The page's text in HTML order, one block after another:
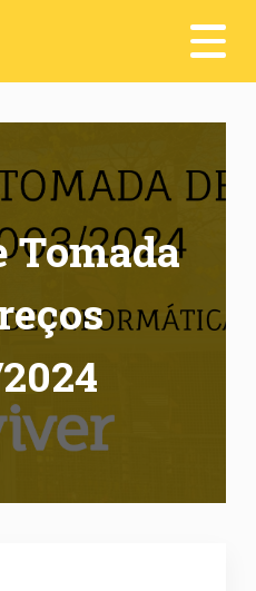
Dia :)
Interno
Tomada